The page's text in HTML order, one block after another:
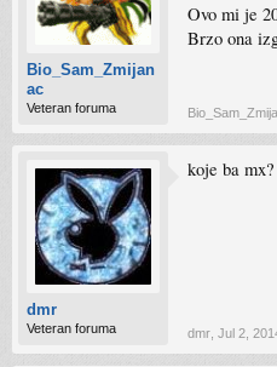
Bio_Sam_Zmijan
ac
Veteran foruma
Ovo mi je
Brzo ona
dmr
Veteran foruma
koje ba
dmr Jul 2,